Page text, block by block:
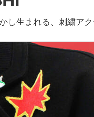
し生まれる、刺繍ア